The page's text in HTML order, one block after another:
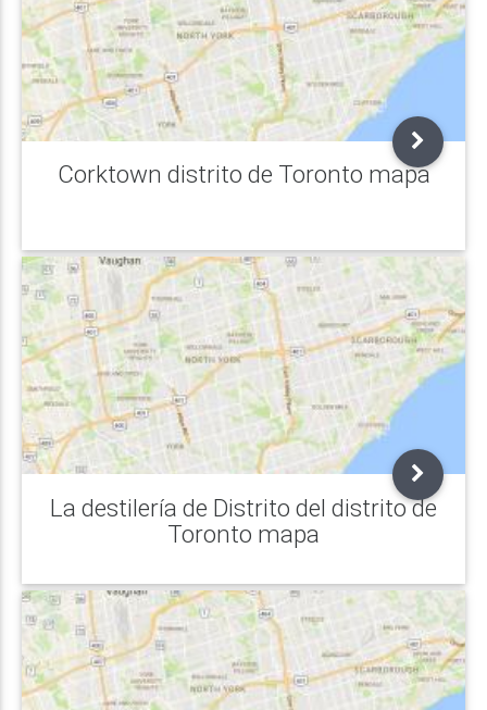
Corktown distrito de Toronto mapa
La destilería de Distrito del distrito de
Toronto mapa